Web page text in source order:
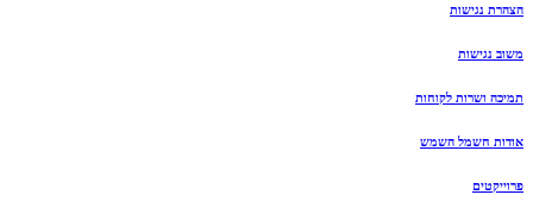
הצהרת נגישות
משוב נגישות
תמיכה ושרות לקוחות
אודות חשמל השמש
פרוייקטים